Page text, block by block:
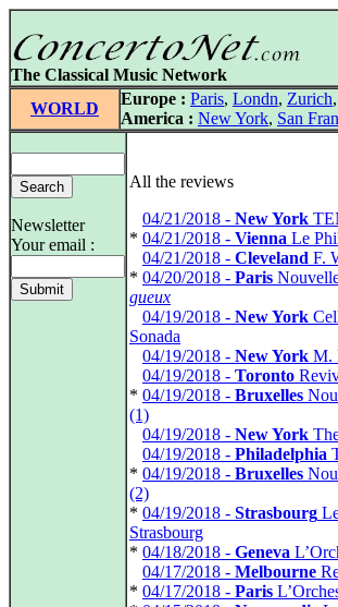
The Classical Music Network
WORLD
Europe : Paris, Londn, Zurich,
America : New York, San
Newsletter
Your email :
All the reviews
04/21/2018 - New York
* 04/21/2018 - Vienna Le
04/21/2018 - Cleveland F.
* 04/20/2018 - Paris
gueux
04/19/2018 - New York
Sonada
04/19/2018 - New York M.
04/19/2018 - Toronto
* 04/19/2018 - Bruxelles
(1)
04/19/2018 - New York
04/19/2018 - Philadelphia
* 04/19/2018 - Bruxelles
(2)
* 04/19/2018 - Strasbourg
Strasbourg
* 04/18/2018 - Geneva
04/17/2018 - Melbourne
* 04/17/2018 - Paris